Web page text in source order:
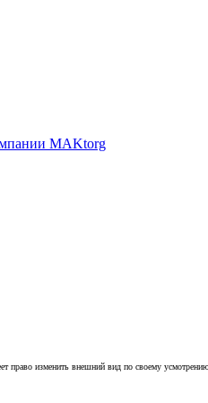
изменить внешний вид по своему